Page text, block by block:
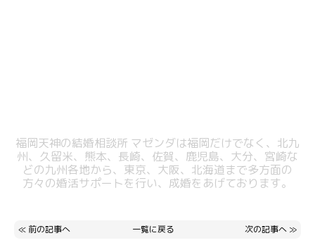
福岡天神の結婚相談所 マゼンダは福岡だけでなく、北九
州、久留米、熊本、 長崎、佐賀、鹿児島、大分、宮崎な
どの九州各地から、東京、大阪、北海道まで多方面の
方々の婚活サポートを行い、成婚をあげております。
≪ 前の記事へ 一覧に戻る 次の記事へ ≫